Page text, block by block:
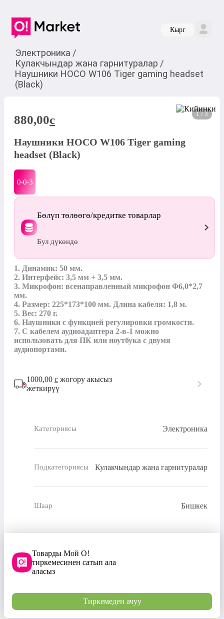
Кырг
Электроника /
Кулакчындар жана гарнитуралар /
Наушники HOCO W106 Tiger gaming headset
(Black)
1 / 3
880,00c
Наушники HOCO W106 Tiger gaming
headset (Black)
0-0-3
Бөлүп төлөөгө/кредитке товарлар
Бул дүкөндө
1. Динамик: 50 мм.
2. Интерфейс: 3,5 мм + 3,5 мм.
3. Микрофон: всенаправленный микрофон Φ6,0*2,7
мм.
4. Размер: 225*173*100 мм. Длина кабеля: 1,8 м.
5. Вес: 270 г.
6. Наушники с функцией регулировки громкости.
7. С кабелем аудиоадаптера 2-в-1 можно
использовать для ПК или ноутбука с двумя
аудиопортами.
1000,00 с жогору акысыз
жеткирүү
Категориясы Электроника
Подкатегориясы Кулакчындар жана гарнитуралар
Шаар Бишкек
Товарды Мой О!
тиркемесинен сатып ала
аласыз
Тиркемеден ачуу